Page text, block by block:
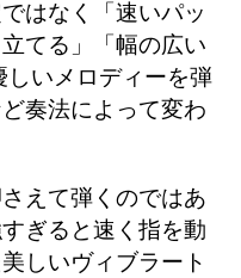
はなく「速いパッ
てる」「幅の広い
しいメロディーを弾
奏法によって変わ
えて弾くのではあ
ぎると速く指を動
しいヴィブラート